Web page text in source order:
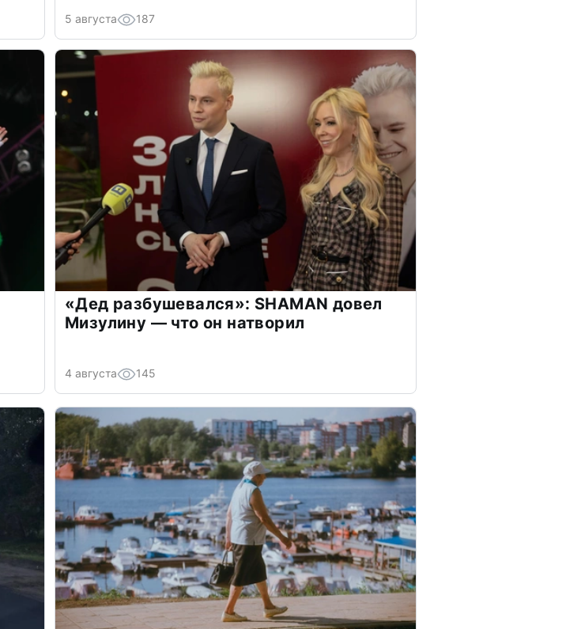
5 августа 187
«Дед разбушевался»: SHAMAN довел
Мизулину — что он натворил
4 августа 145